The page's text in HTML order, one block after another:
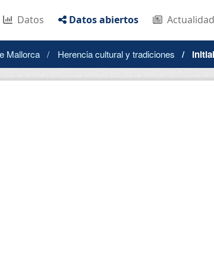
Datos Datos abiertos Actualidad
Mallorca Herencia cultural y tradiciones